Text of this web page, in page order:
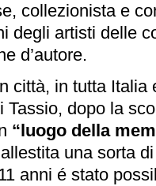
collezionista e
degli artisti delle
d’autore.
città, in tutta Italia
dopo la
“luogo della
una sorta di
anni é stato